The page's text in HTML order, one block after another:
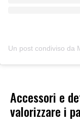
Accessori e
valorizzare i